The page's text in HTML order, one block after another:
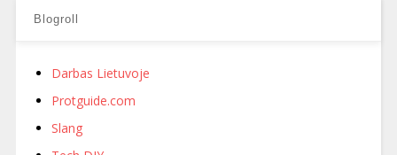
Blogroll
Darbas Lietuvoje
Protguide.com
Slang